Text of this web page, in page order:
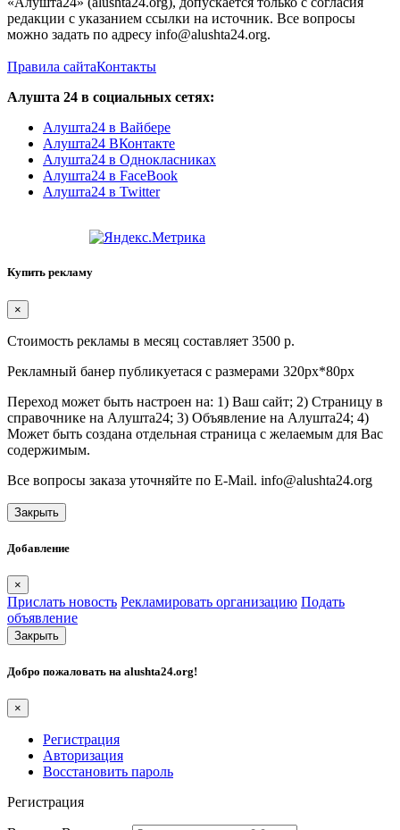
редакции с указанием ссылки на источник. Все вопросы
можно задать по адресу info@alushta24.org.
Правила сайтаКонтакты
Алушта 24 в социальных сетях:
Алушта24 в Вайбере
Алушта24 ВКонтакте
Алушта24 в Однокласниках
Алушта24 в FaceBook
Алушта24 в Twitter
Купить рекламу
×
Стоимость рекламы в месяц составляет 3500 р.
Рекламный банер публикуетася с размерами 320px*80px
Переход может быть настроен на: 1) Ваш сайт; 2) Страницу в
справочнике на Алушта24; 3) Объявление на Алушта24; 4)
Может быть создана отдельная страница с желаемым для Вас
содержимым.
Все вопросы заказа уточняйте по E-Mail. info@alushta24.org
Закрыть
Добавление
×
Прислать новость Рекламировать организацию Подать
объявление
Закрыть
Добро пожаловать на alushta24.org!
×
Регистрация
Авторизация
Восстановить пароль
Регистрация